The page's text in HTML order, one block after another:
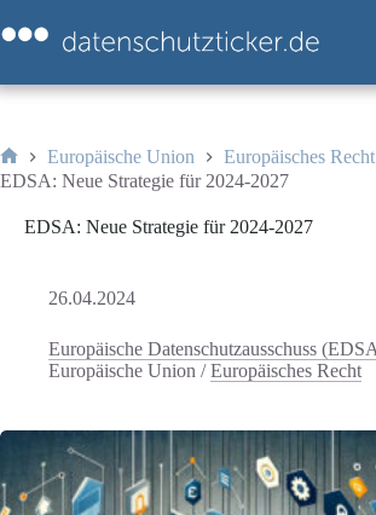
Inhalt
springen
Start
Europäische Union
Europäisches Recht
EDSA: Neue Strategie für 2024-2027
EDSA: Neue Strategie für 2024-2027
26.04.2024
Europäische Datenschutzausschuss
Europäische Union /Europäisches Recht